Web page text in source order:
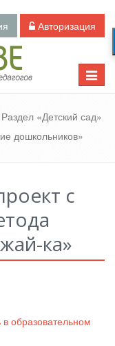
Авторизация
Toggle
Раздел «Детский сад»
дошкольников»
с
ка»
образовательном